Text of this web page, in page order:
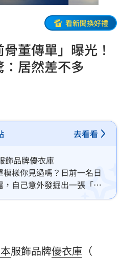
看新聞換好禮
董傳單」曝光！
居然差不多
去看看
飾品牌優衣庫
模樣你見過嗎？日前一名日
自己意外發掘出一張「骨
原PO推估這張傳單至少有
服飾品牌優衣庫 （